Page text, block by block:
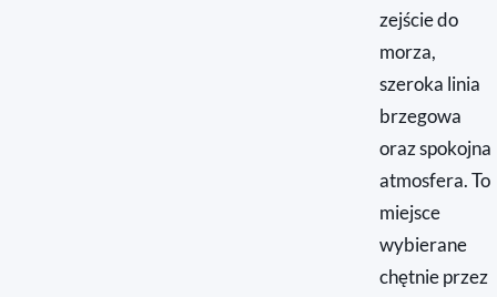
zejście do
morza,
szeroka linia
brzegowa
oraz spokojna
atmosfera. To
miejsce
wybierane
chętnie przez